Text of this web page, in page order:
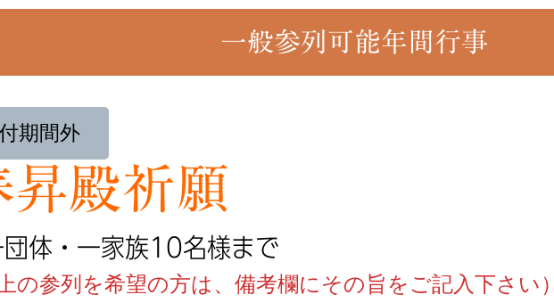
一般参列可能年間行事
期間外
昇殿祈願
体・一家族10名様まで
上の参列を希望の方は、備考欄にその旨をご記入下さい）